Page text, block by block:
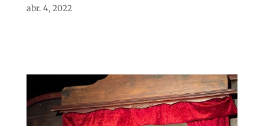
abr. 4, 2022